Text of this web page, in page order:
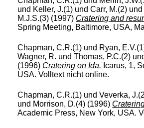
und Keller, J.(1) undCarr, M.(2)
M.J.S.(3) (1997) Cratering and
Spring Meeting, Baltimore, USA,
Chapman, C.R.(1) und Ryan,
Wagner, R. undThomas, P.C.(2)
(1996) Cratering on Ida. Icarus, 1,
USA. Volltext nicht online.
Chapman, C.R.(1) undVeverka,
und Morrison, D.(4) (1996)
Academic Press, New York, USA.